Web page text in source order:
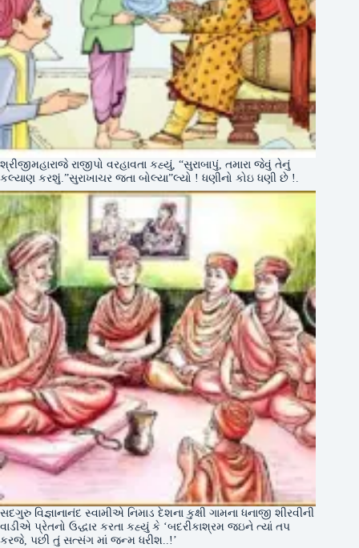
શ્રીજીમહારાજે રાજીપો વરહાવતા કહ્યું, “સુરાબાપું, તમારા જેવું તેનું
કલ્યાણ કરશું.”સુરાખાચર જતા બોલ્યા”લ્યો ! ધણીનો કોઇ ધણી છે !.
સદગુરુ વિજ્ઞાનાનંદ સ્વામીએ નિમાડ દેશના કુક્ષી ગામના ધનાજી શીરવીની
વાડીએ પ્રેતનો ઉદ્ધાર કરતા કહ્યું કે ‘બદરીકાશ્રમ જઇને ત્યાં તપ
કરજે, પછી તું સત્સંગ માં જન્મ ધરીશ..!’